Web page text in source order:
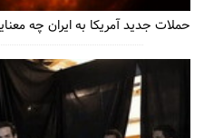
حملات جدید آمریکا به ایران چه